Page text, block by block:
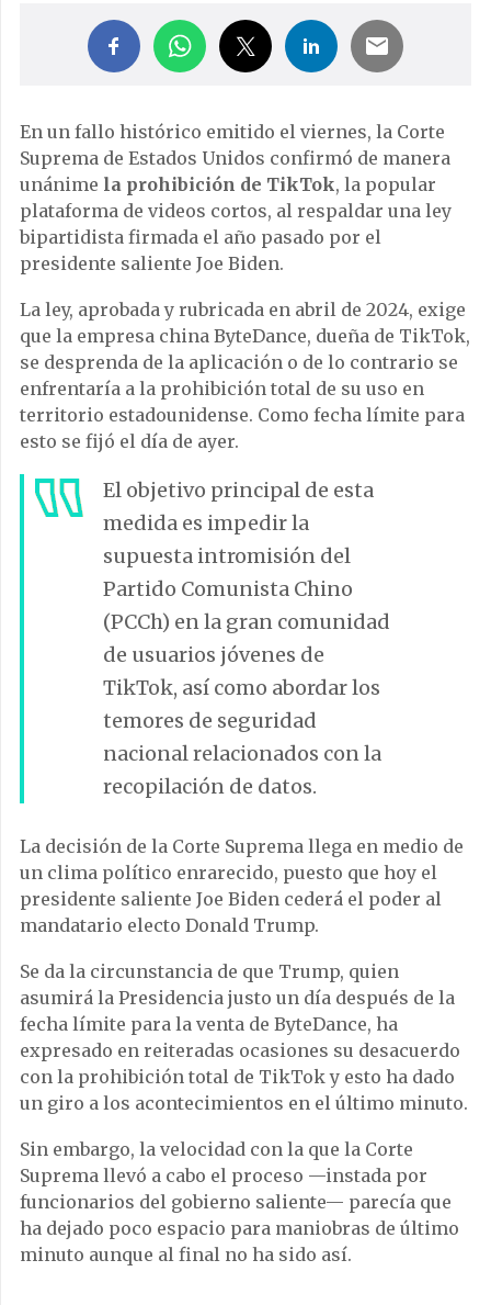
En un fallo histórico emitido el viernes, la Corte
Suprema de Estados Unidos confirmó de manera
unánime la prohibición de TikTok, la popular
plataforma de videos cortos, al respaldar una ley
bipartidista firmada el año pasado por el
presidente saliente Joe Biden.
La ley, aprobada y rubricada en abril de 2024, exige
que la empresa china ByteDance, dueña de TikTok,
se desprenda de la aplicación o de lo contrario se
enfrentaría a la prohibición total de su uso en
territorio estadounidense. Como fecha límite para
esto se fijó el día de ayer.
El objetivo principal de esta
medida es impedir la
supuesta intromisión del
Partido Comunista Chino
(PCCh) en la gran comunidad
de usuarios jóvenes de
TikTok, así como abordar los
temores de seguridad
nacional relacionados con la
recopilación de datos.
La decisión de la Corte Suprema llega en medio de
un clima político enrarecido, puesto que hoy el
presidente saliente Joe Biden cederá el poder al
mandatario electo Donald Trump.
Se da la circunstancia de que Trump, quien
asumirá la Presidencia justo un día después de la
fecha límite para la venta de ByteDance, ha
expresado en reiteradas ocasiones su desacuerdo
con la prohibición total de TikTok y esto ha dado
un giro a los acontecimientos en el último minuto.
Sin embargo, la velocidad con la que la Corte
Suprema llevó a cabo el proceso —instada por
funcionarios del gobierno saliente— parecía que
ha dejado poco espacio para maniobras de último
minuto aunque al final no ha sido así.